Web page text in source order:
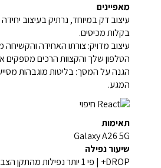
מאפיינים
עיצוב דק במיוחד, נרתיק בעיצוב
בקלות מכיסים.
עיצוב מדויק: צורתו האחידה והקשיחה
הטלפון שלך והקצוות הרכים מספקים
הגנה על המסך: בליטות מוגבהות
המגע.
תאימות
Galaxy A26 5G
שיעור נפילה